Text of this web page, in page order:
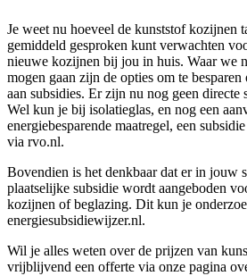
Je weet nu hoeveel de kunststof kozijnen
gemiddeld gesproken kunt verwachten
nieuwe kozijnen bij jou in huis. Waar we
mogen gaan zijn de opties om te
aan subsidies. Er zijn nu nog geen directe
Wel kun je bij isolatieglas, en nog een
energiebesparende maatregel, een
via rvo.nl.
Bovendien is het denkbaar dat er in jouw
plaatselijke subsidie wordt aangeboden
kozijnen of beglazing. Dit kun je
energiesubsidiewijzer.nl.
Wil je alles weten over de prijzen van
vrijblijvend een offerte via onze pagina